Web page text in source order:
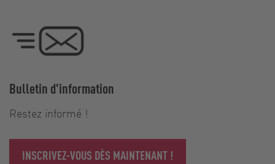
Bulletin d'information
Restez informé !
INSCRIVEZ-VOUS DÈS MAINTENANT !